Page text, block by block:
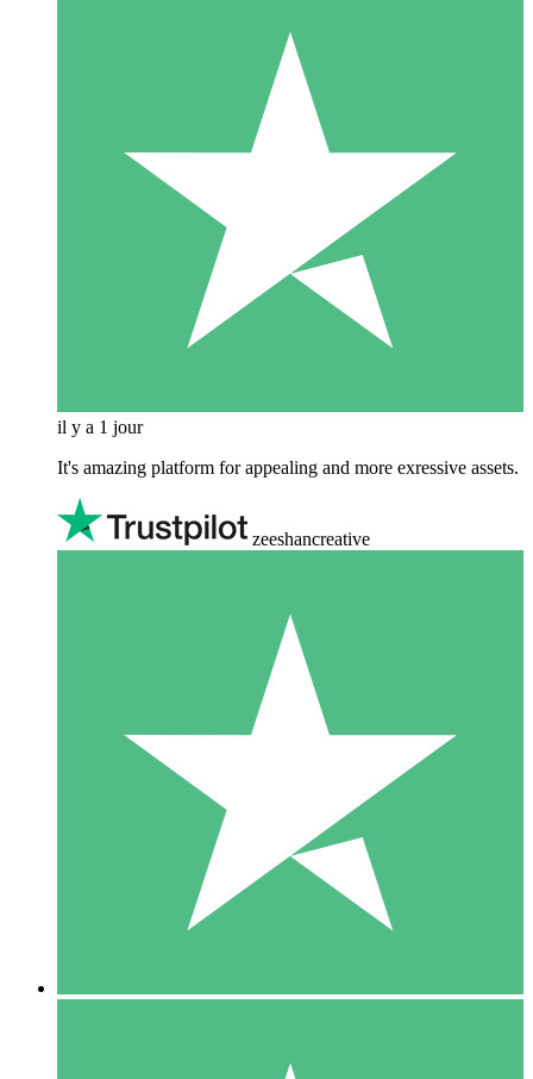
il y a 1 jour
It's amazing platform for appealing and more exressive assets.
zeeshancreative